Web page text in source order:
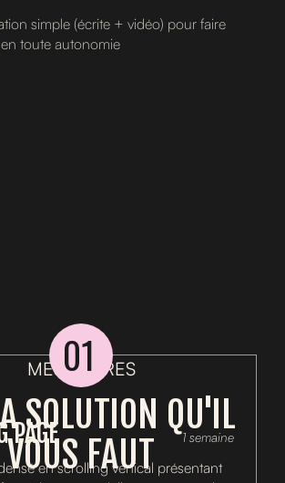
simple (écrite + vidéo) pour faire
toute autonomie
MES OFFRES
SOLUTION QU'IL
VOUS FAUT
PAGE 1 semaine
en scrolling vertical présentant
01